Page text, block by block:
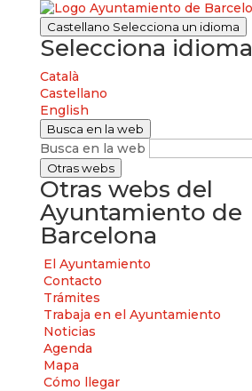
Castellano Selecciona un idioma
Selecciona idioma
Català
Castellano
English
Busca en la web
Busca en la web
Otras webs
Otras webs del
Ayuntamiento de
Barcelona
El Ayuntamiento
Contacto
Trámites
Trabaja en el Ayuntamiento
Noticias
Agenda
Mapa
Cómo llegar